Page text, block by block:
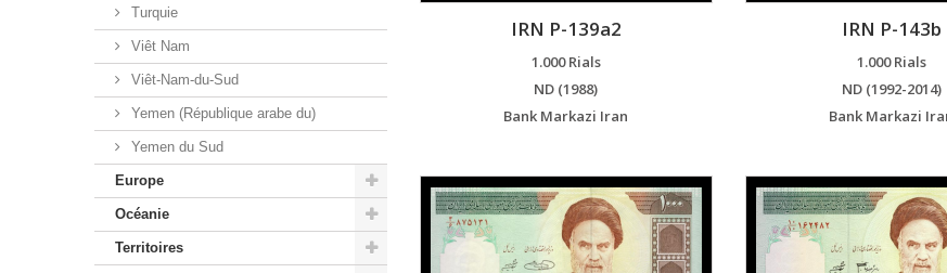
Turquie
Viêt Nam
Viêt-Nam-du-Sud
Yemen (République arabe du)
Yemen du Sud
Europe
Océanie
Territoires
IRN P-139a2
1.000 Rials
ND (1988)
Bank Markazi Iran
IRN P-143b
1.000 Rials
ND (1992-2014)
Bank Markazi